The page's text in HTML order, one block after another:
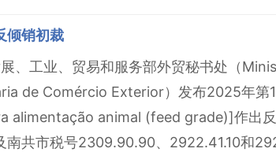
倾销初裁
、工业、贸易和服务部外贸秘书处（
de Comércio Exterior）发布2025年第
alimentação animal (feed grade)]作出
南共市税号2309.90.90、2922.41.10和